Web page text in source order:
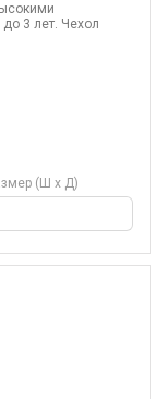
(Ш х Д)
3 лет. Чехол